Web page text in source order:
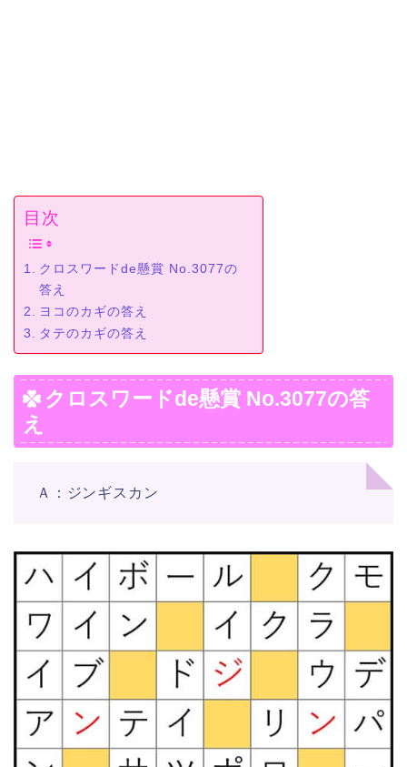
目次
クロスワードde懸賞 No.3077の
答え
ヨコのカギの答え
タテのカギの答え
クロスワードde懸賞 No.3077の答
え
Ａ：ジンギスカン